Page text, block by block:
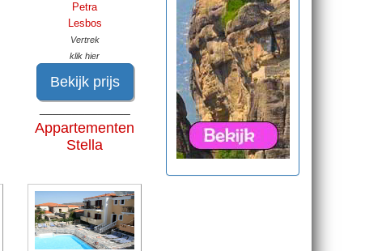
Petra
Lesbos
Vertrek
klik hier
Bekijk prijs
Appartementen
Stella